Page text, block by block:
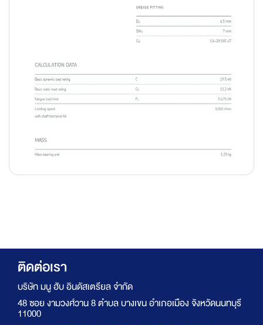
ติดต่อเรา
บริษัท มนู ฮับ อินดัสเตรียล จำกัด
48 ซอย งามวงศ์วาน 8 ตำบล บางเขน อำเภอเมือง จังหวัดนนทบุรี
11000